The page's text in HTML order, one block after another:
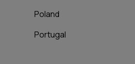
Poland
Portugal